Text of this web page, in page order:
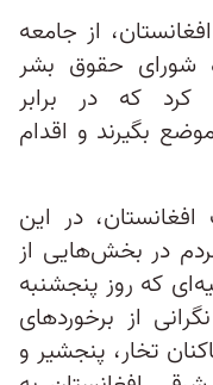
از جامعه
شورای حقوق بشر
که در برابر
بگیرند و اقدام
در این
در بخش‌هایی از
که روز پنجشنبه
از برخوردهای
تخار، پنجشیر و